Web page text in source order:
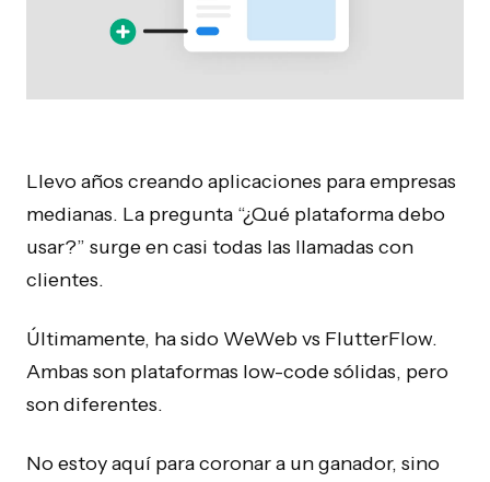
Llevo años creando aplicaciones para empresas
medianas. La pregunta “¿Qué plataforma debo
usar?” surge en casi todas las llamadas con
clientes.
Últimamente, ha sido WeWeb vs FlutterFlow.
Ambas son plataformas low-code sólidas, pero
son diferentes.
No estoy aquí para coronar a un ganador, sino